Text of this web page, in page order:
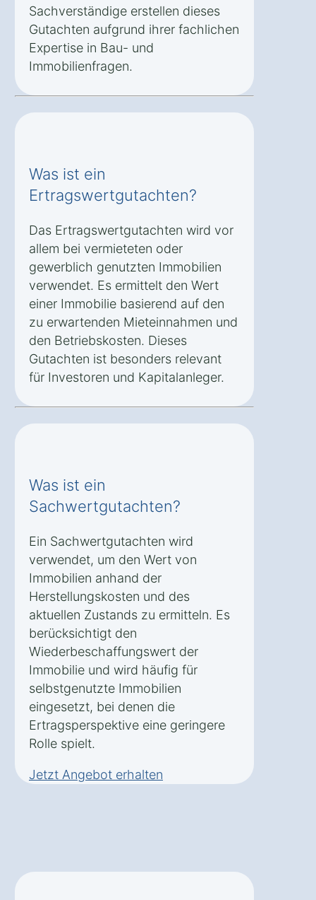
Sachverständige erstellen dieses
Gutachten aufgrund ihrer fachlichen
Expertise in Bau- und
Immobilienfragen.
Was ist ein
Ertragswertgutachten?
Das Ertragswertgutachten wird vor
allem bei vermieteten oder
gewerblich genutzten Immobilien
verwendet. Es ermittelt den Wert
einer Immobilie basierend auf den
zu erwartenden Mieteinnahmen und
den Betriebskosten. Dieses
Gutachten ist besonders relevant
für Investoren und Kapitalanleger.
Was ist ein
Sachwertgutachten?
Ein Sachwertgutachten wird
verwendet, um den Wert von
Immobilien anhand der
Herstellungskosten und des
aktuellen Zustands zu ermitteln. Es
berücksichtigt den
Wiederbeschaffungswert der
Immobilie und wird häufig für
selbstgenutzte Immobilien
eingesetzt, bei denen die
Ertragsperspektive eine geringere
Rolle spielt.
Jetzt Angebot erhalten